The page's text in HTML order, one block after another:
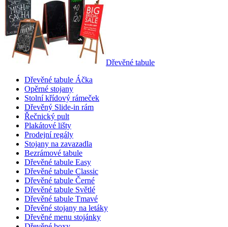
Dřevěné tabule
Dřevěné tabule Áčka
Opěrné stojany
Stolní křídový rámeček
Dřevěný Slide-in rám
Řečnický pult
Plakátové lišty
Prodejní regály
Stojany na zavazadla
Bezrámové tabule
Dřevěné tabule Easy
Dřevěné tabule Classic
Dřevěné tabule Černé
Dřevěné tabule Světlé
Dřevěné tabule Tmavé
Dřevěné stojany na letáky
Dřevěné menu stojánky